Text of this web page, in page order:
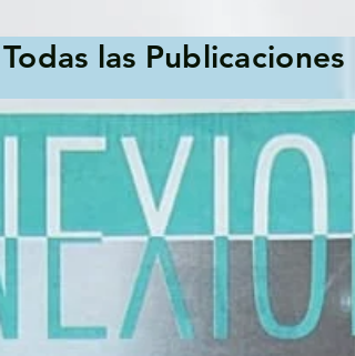
Todas las Publicaciones